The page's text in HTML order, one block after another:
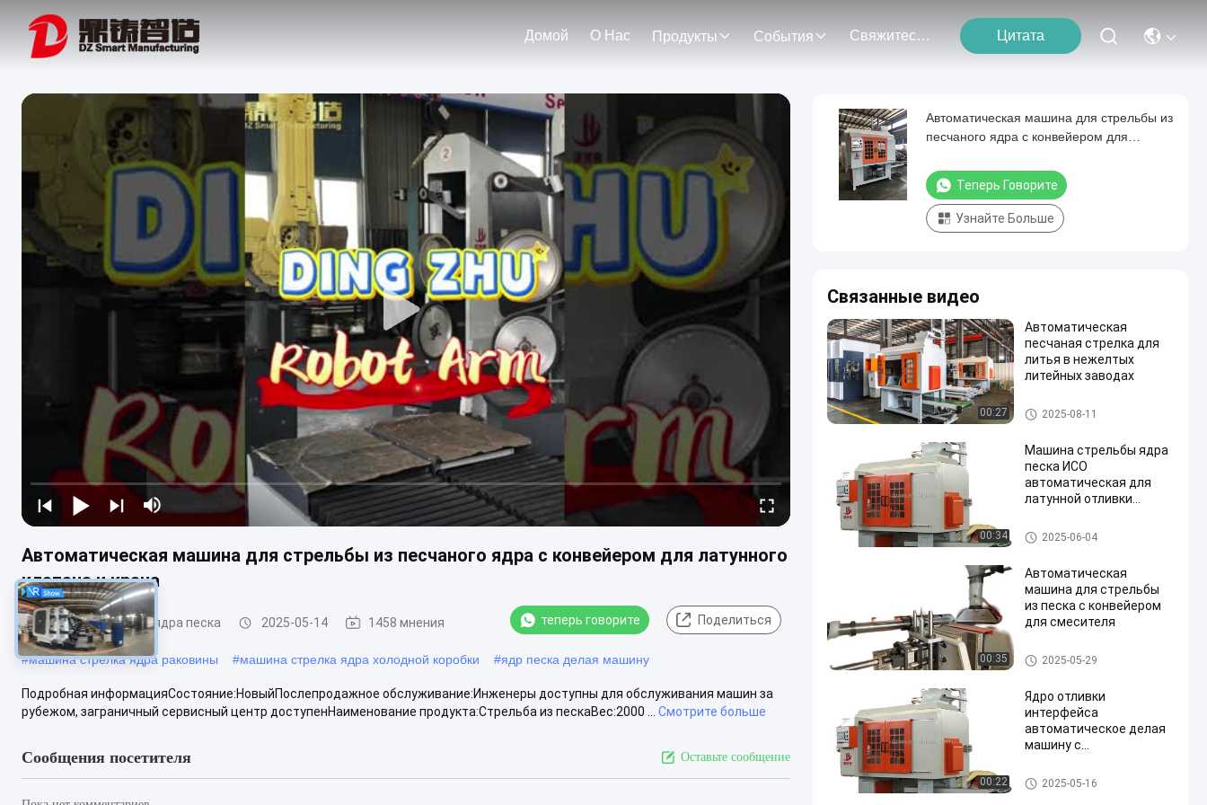
Домой О Нас Продукты События Свяжитесь С Нами Цитата
Автоматическая машина для стрельбы из песчаного ядра с конвейером для латунного
клапана и крана
Машина стрельбы ядра песка 2025-05-14 1458 мнения теперь говорите Поделиться
#машина стрелка ядра раковины #машина стрелка ядра холодной коробки #ядр песка делая машину
Подробная информацияСостояние:НовыйПослепродажное обслуживание:Инженеры доступны для обслуживания машин за
рубежом, заграничный сервисный центр доступенНаименование продукта:Стрельба из пескаВес:2000 ...
Смотрите больше
Сообщения посетителя Оставьте сообщение
Автоматическая машина для стрельбы из
песчаного ядра с конвейером для
Теперь Говорите
Узнайте Больше
Связанные видео
00:27
Автоматическая
песчаная стрелка для
литья в нежелтых
литейных заводах
Машина стрельбы ядра песк
а
2025-08-11
00:34
Машина стрельбы ядра
песка ИСО
автоматическая для
латунной отливки
металла
Машина стрельбы ядра песк
а
2025-06-04
00:35
Автоматическая
машина для стрельбы
из песка с конвейером
для смесителя
Машина стрельбы ядра песк
а
2025-05-29
00:22
Ядро отливки
интерфейса
автоматическое делая
машину с
для Фаусет
Машина стрельбы ядра песк
а
2025-05-16